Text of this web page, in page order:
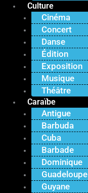
Culture
Cinéma
Concert
Danse
Édition
Exposition
Musique
Théâtre
Caraïbe
Antigue
Barbuda
Cuba
Barbade
Dominique
Guadeloupe
Guyane